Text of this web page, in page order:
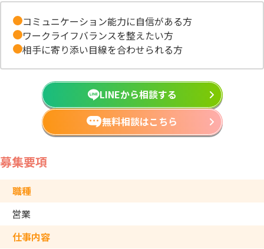
コミュニケーション能力に自信がある方
ワークライフバランスを整えたい方
相手に寄り添い目線を合わせられる方
LINEから相談する
無料相談はこちら
募集要項
職種
営業
仕事内容